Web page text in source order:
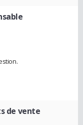
de vente